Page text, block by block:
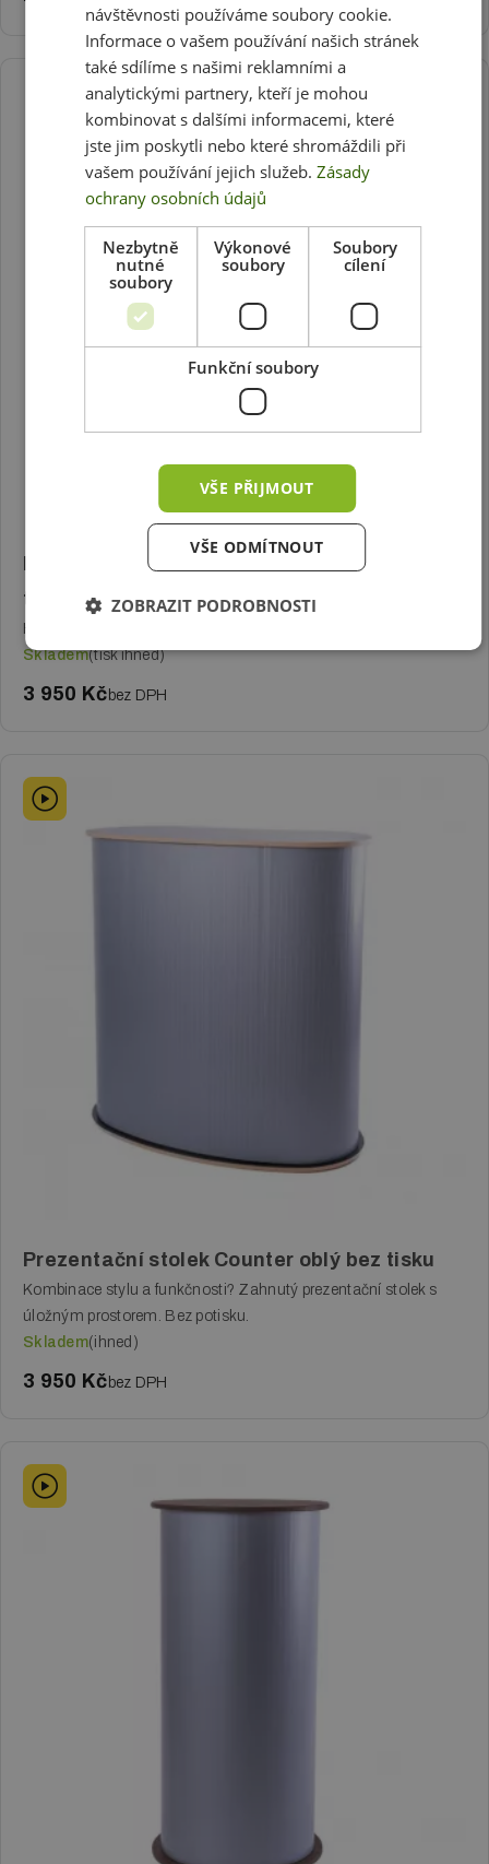
Prezentační stolek Promotional Counter bez
tisku
Skladem(tisk ihned)
3 950 Kčbez DPH
Prezentační stolek Counter oblý bez tisku
Kombinace stylu a funkčnosti? Zahnutý prezentační stolek s
úložným prostorem. Bez potisku.
Skladem(ihned)
3 950 Kčbez DPH
návštěvnosti používáme soubory cookie.
Informace o vašem používání našich stránek
také sdílíme s našimi reklamními a
analytickými partnery, kteří je mohou
kombinovat s dalšími informacemi, které
jste jim poskytli nebo které shromáždili při
vašem používání jejich služeb.Zásady
ochrany osobních údajů
Nezbytně
nutné
soubory
Výkonové
soubory
Soubory
cílení
Funkční soubory
VŠE PŘIJMOUT
VŠE ODMÍTNOUT
ZOBRAZIT PODROBNOSTI